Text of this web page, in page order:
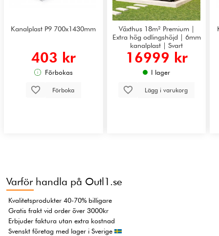
Kanalplast P9 700x1430mm
403 kr
Förbokas
Förboka
Växthus 18m² Premium |
Extra hög odlingshöjd | 6mm
kanalplast | Svart
16999 kr
I lager
Lägg i varukorg
Varför handla på Outl1.se
Kvalitetsprodukter 40-70% billigare
Gratis frakt vid order över 3000kr
Erbjuder faktura utan extra kostnad
Svenskt företag med lager i Sverige